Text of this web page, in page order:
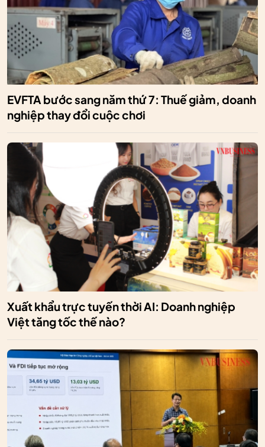
EVFTA bước sang năm thứ 7: Thuế giảm, doanh
nghiệp thay đổi cuộc chơi
Xuất khẩu trực tuyến thời AI: Doanh nghiệp
Việt tăng tốc thế nào?